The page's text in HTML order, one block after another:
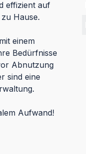
effizient auf
Hause.
einem
Bedürfnisse
Abnutzung
sind eine
Aufwand!